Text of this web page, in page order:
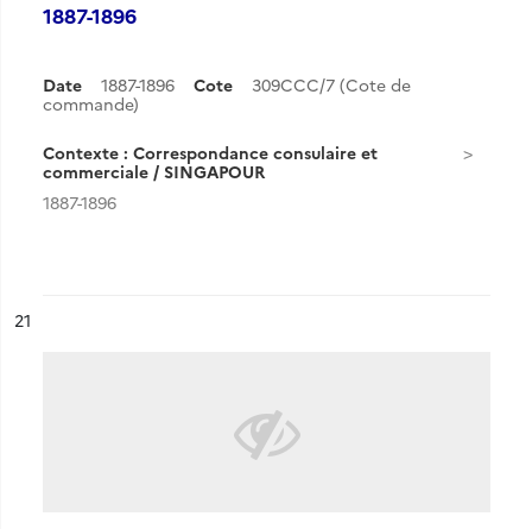
1887-1896
Date 1887-1896 Cote
309CCC/7 (Cote de
commande)
Contexte : Correspondance consulaire et
commerciale / SINGAPOUR
1887-1896
n°
21